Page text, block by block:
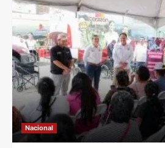
Nacional